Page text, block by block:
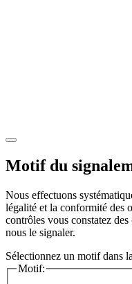
Motif du
Nous effectuons
légalité et la conformité des
contrôles vous constatez
nous le signaler.
Sélectionnez un motif dans
Motif: